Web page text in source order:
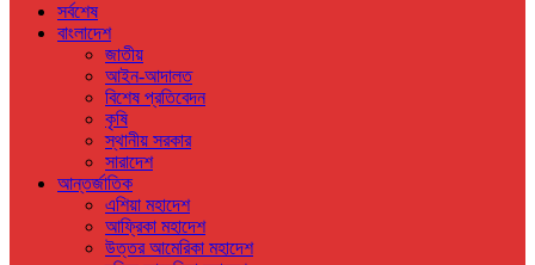
সর্বশেষ
বাংলাদেশ
জাতীয়
আইন-আদালত
বিশেষ প্রতিবেদন
কৃষি
স্থানীয় সরকার
সারাদেশ
আন্তর্জাতিক
এশিয়া মহাদেশ
আফ্রিকা মহাদেশ
উত্তর আমেরিকা মহাদেশ